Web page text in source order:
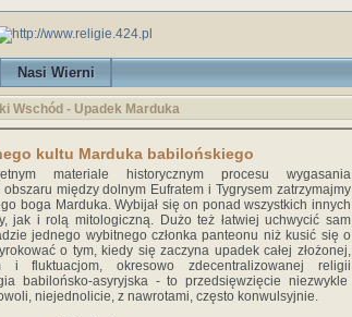
Nasi Wierni
Wschód - Upadek Marduka
kultu Marduka babilońskiego
materiale historycznym procesu wygasania
między dolnym Eufratem i Tygrysem zatrzymajmy
boga Marduka. Wybijał się on ponad wszystkich innych
jak i rolą mitologiczną. Dużo też łatwiej uchwycić sam
jednego wybitnego członka panteonu niż kusić się o
o tym, kiedy się zaczyna upadek całej złożonej,
i fluktuacjom, okresowo zdecentralizowanej religii
babilońsko-asyryjska - to przedsięwzięcie niezwykle
niejednolicie, z nawrotami, często konwulsyjnie.